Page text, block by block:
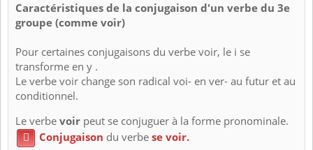
Caractéristiques de la conjugaison d'un verbe du 3e
groupe (comme voir)
Pour certaines conjugaisons du verbe voir, le i se
transforme en y .
Le verbe voir change son radical voi- en ver- au futur et au
conditionnel.
Le verbevoir peut se conjuguer à la forme pronominale.
 Conjugaison du verbese voir.